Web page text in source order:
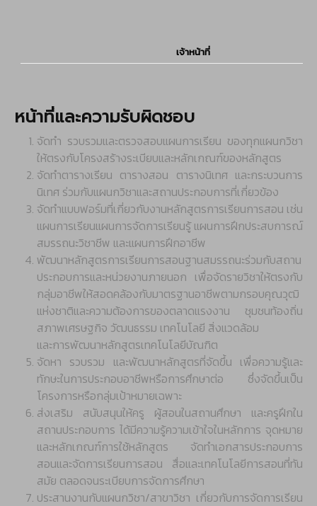
หน้าที่และความรับผิดชอบ
จัดทำ รวบรวมและตรวจสอบแผนการเรียน ของทุกแผนกวิชา
ให้ตรงกับโครงสร้างระเบียบและหลักเกณฑ์ของหลักสูตร
จัดทำตารางเรียน ตารางสอน ตารางนิเทศ และกระบวนการ
นิเทศ ร่วมกับแผนกวิชาและสถานประกอบการที่เกี่ยวข้อง
จัดทำแบบฟอร์มที่เกี่ยวกับงานหลักสูตรการเรียนการสอน เช่น
แผนการเรียนแผนการจัดการเรียนรู้ แผนการฝึกประสบการณ์
สมรรถนะวิชาชีพ และแผนการฝึกอาชีพ
พัฒนาหลักสูตรการเรียนการสอนฐานสมรรถนะร่วมกับสถาน
ประกอบการและหน่วยงานภายนอก เพื่อจัดรายวิชาให้ตรงกับ
กลุ่มอาชีพให้สอดคล้องกับมาตรฐานอาชีพตามกรอบคุณวุฒิ
แห่งชาติและความต้องการของตลาดแรงงาน ชุมชนท้องถิ่น
สภาพเศรษฐกิจ วัฒนธรรม เทคโนโลยี สิ่งแวดล้อม
และการพัฒนาหลักสูตรเทคโนโลยีบัณฑิต
จัดหา รวบรวม และพัฒนาหลักสูตรที่จัดขึ้น เพื่อความรู้และ
ทักษะในการประกอบอาชีพหรือการศึกษาต่อ ซึ่งจัดขึ้นเป็น
โครงการหรือกลุ่มเป้าหมายเฉพาะ
ส่งเสริม สนับสนุนให้ครู ผู้สอนในสถานศึกษา และครูฝึกใน
สถานประกอบการ ได้มีความรู้ความเข้าใจในหลักการ จุดหมาย
และหลักเกณฑ์การใช้หลักสูตร จัดทำเอกสารประกอบการ
สอนและจัดการเรียนการสอน สื่อและเทคโนโลยีการสอนที่ทัน
สมัย ตลอดจนระเบียบการจัดการศึกษา
ประสานงานกับแผนกวิชา/สาขาวิชา เกี่ยวกับการจัดการเรียน